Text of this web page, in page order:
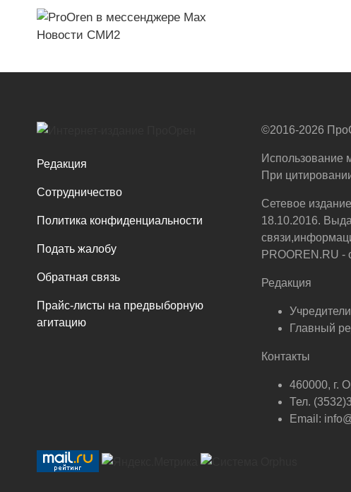
Новости СМИ2
Редакция
Сотрудничество
Политика конфиденциальности
Подать жалобу
Обратная связь
Прайс-листы на предвыборную
агитацию
©2016-2026
Использование
При
Сетевое
18.10.2016.
PROOREN.RU -
Редакция
Главный
Контакты
460000, г.
Тел.
Email: